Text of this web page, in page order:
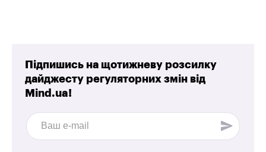
Підпишись на щотижневу розсилку
дайджесту регуляторних змін від
Mind.ua!